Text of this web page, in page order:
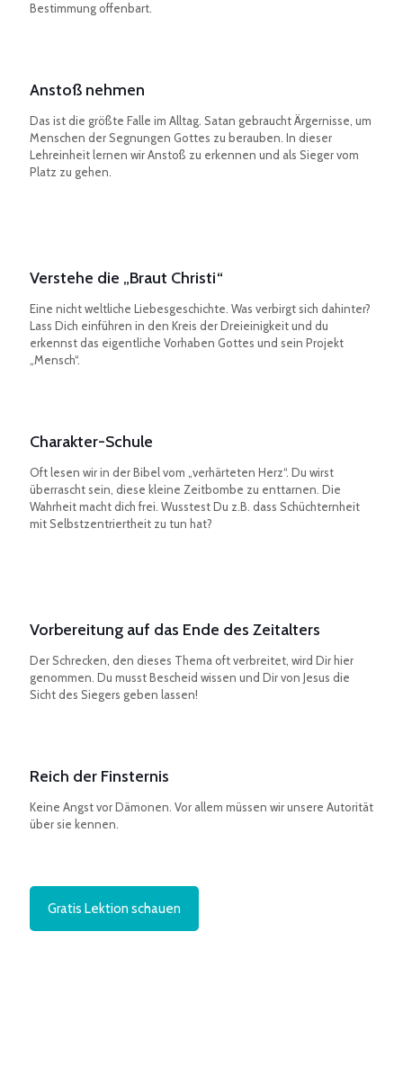
Bestimmung offenbart.
Anstoß nehmen
Das ist die größte Falle im Alltag. Satan gebraucht Ärgernisse, um
Menschen der Segnungen Gottes zu berauben. In dieser
Lehreinheit lernen wir Anstoß zu erkennen und als Sieger vom
Platz zu gehen.
Verstehe die „Braut Christi“
Eine nicht weltliche Liebesgeschichte. Was verbirgt sich dahinter?
Lass Dich einführen in den Kreis der Dreieinigkeit und du
erkennst das eigentliche Vorhaben Gottes und sein Projekt
„Mensch“.
Charakter-Schule
Oft lesen wir in der Bibel vom „verhärteten Herz“. Du wirst
überrascht sein, diese kleine Zeitbombe zu enttarnen. Die
Wahrheit macht dich frei. Wusstest Du z.B. dass Schüchternheit
mit Selbstzentriertheit zu tun hat?
Vorbereitung auf das Ende des Zeitalters
Der Schrecken, den dieses Thema oft verbreitet, wird Dir hier
genommen. Du musst Bescheid wissen und Dir von Jesus die
Sicht des Siegers geben lassen!
Reich der Finsternis
Keine Angst vor Dämonen. Vor allem müssen wir unsere Autorität
über sie kennen.
Gratis Lektion schauen